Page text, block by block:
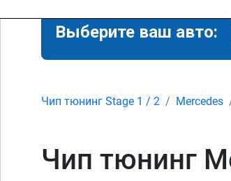
Выберите ваш авто:
Чип тюнинг Stage 1 / 2 Mercedes
Чип тюнинг